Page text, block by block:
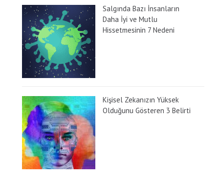
Salgında Bazı İnsanların
Daha İyi ve Mutlu
Hissetmesinin 7 Nedeni
Kişisel Zekanızın Yüksek
Olduğunu Gösteren 3 Belirti